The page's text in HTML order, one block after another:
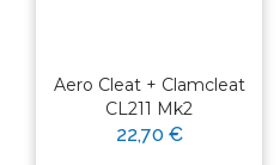
Aero Cleat + Clamcleat
CL211 Mk2
22,70 €